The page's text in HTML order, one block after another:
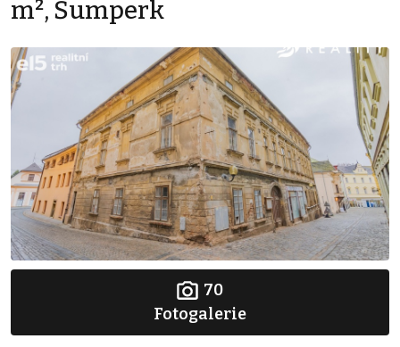
m², Šumperk
70
Fotogalerie